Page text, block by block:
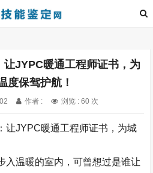
JYPC暖通工程师证书，为
度保驾护航！
作者 : 浏览 : 60 次
让JYPC暖通工程师证书，为城
入温暖的室内，可曾想过是谁让